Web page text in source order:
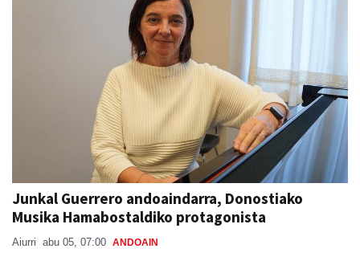
Junkal Guerrero andoaindarra, Donostiako
Musika Hamabostaldiko protagonista
Aiurri abu 05, 07:00 ANDOAIN